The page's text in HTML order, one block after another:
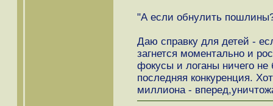
"А если обнулить
Даю справку для детей -
загнется моментально и
фокусы и логаны ничего не
последняя конкуренция.
миллиона -